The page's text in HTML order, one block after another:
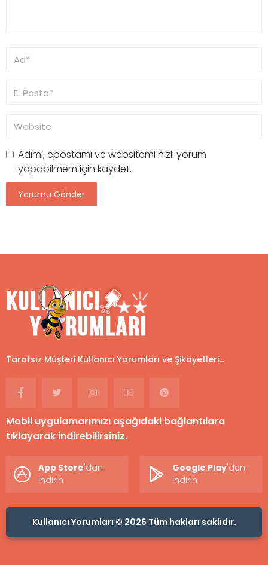
Adımı, epostamı ve websitemi hızlı yorum
yapabilmem için kaydet.
Tarafsız Müşteri Kullanıcı Yorumları ve Şikayetleri...
Mobil uygulamarımızı aşağıdaki bağlantılara
tıklayarak indirebilirsiniz.
App Store'dan
İndirin
Google Play'den
İndirin
Kullanıcı Yorumları © 2026 Tüm hakları saklıdır.